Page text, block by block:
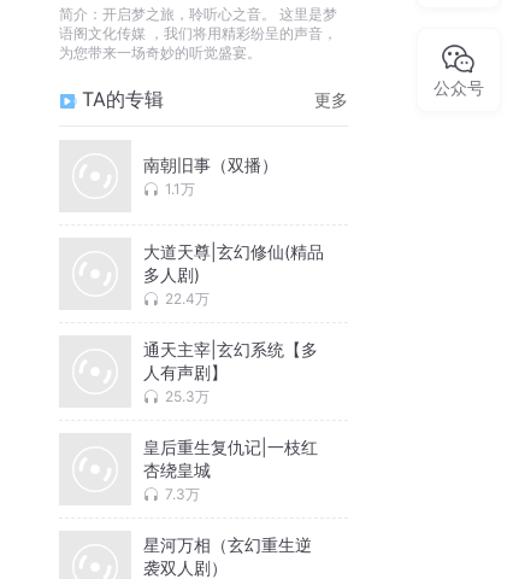
简介： 开启梦之旅，聆听心之音。 这里是梦
语阁文化传媒 ，我们将用精彩纷呈的声音，
为您带来一场奇妙的听觉盛宴。
TA的专辑 更多
南朝旧事（双播）
1.1万
大道天尊|玄幻修仙(精品
多人剧)
22.4万
通天主宰|玄幻系统【多
人有声剧】
25.3万
皇后重生复仇记|一枝红
杏绕皇城
7.3万
星河万相（玄幻重生逆
袭双人剧）
公众号